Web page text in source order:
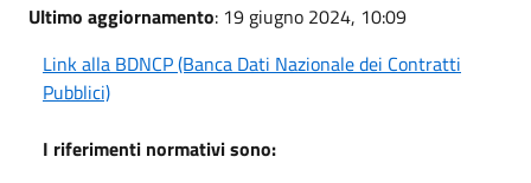
Ultimo aggiornamento: 19 giugno 2024, 10:09
Link alla BDNCP (Banca Dati Nazionale dei Contratti
Pubblici)
I riferimenti normativi sono: